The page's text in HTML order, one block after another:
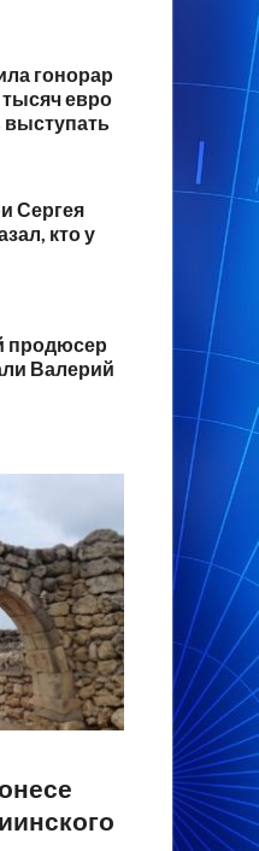
гонорар
тысяч евро
выступать
Сергея
кто у
продюсер
Валерий